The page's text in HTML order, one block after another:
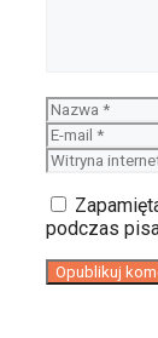
Nazwa
podczas